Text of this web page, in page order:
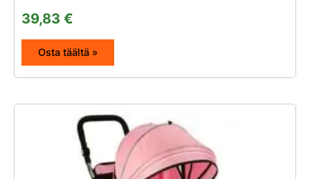
39,83 €
Osta täältä »